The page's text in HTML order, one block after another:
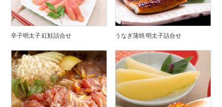
辛子明太子 紅鮭詰合せ うなぎ蒲焼 明太子詰合せ